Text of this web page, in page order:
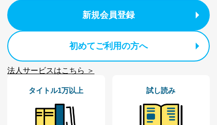
株式会社富士山マガジンサービス
個人情報保護管理者: 経営管理グループディレクター 前
２．利用目的
りです。
購入商品の配送のため
商品代金回収のため
新規会員登録
初めてご利用の方へ
法人サービスはこちら ＞
タイトル1万以上 試し読み